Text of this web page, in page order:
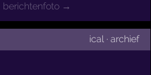
berichtenfoto →
ical· archief